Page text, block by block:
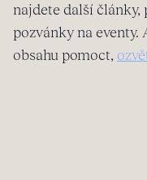
najdete další články,
pozvánky na eventy.
obsahu pomoct,